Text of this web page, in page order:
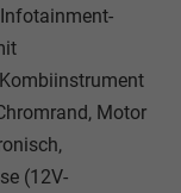
Motor
(12V-